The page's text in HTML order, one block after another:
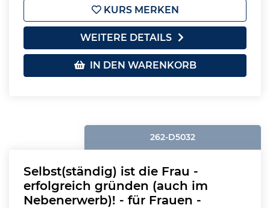
KURS MERKEN
WEITERE DETAILS
IN DEN WARENKORB
262-D5032
Selbst(ständig) ist die Frau -
erfolgreich gründen (auch im
Nebenerwerb)! - für Frauen -